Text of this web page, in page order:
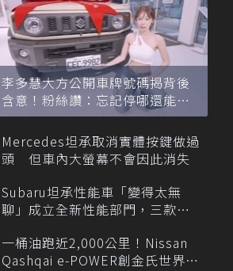
李多慧大方公開車牌號碼揭背後
含意！粉絲讚：忘記停哪還能幫
忙找車
Mercedes坦承取消實體按鍵做過
頭 但車內大螢幕不會因此消失
Subaru坦承性能車「變得太無
聊」成立全新性能部門，三款手
一桶油跑近2,000公里！Nissan
Qashqai e-POWER創金氏世界紀